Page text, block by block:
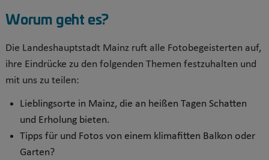
Worum geht es?
Die Landeshauptstadt Mainz ruft alle Fotobegeisterten auf,
ihre Eindrücke zu den folgenden Themen festzuhalten und
mit uns zu teilen:
Lieblingsorte in Mainz, die an heißen Tagen Schatten
und Erholung bieten.
Tipps für und Fotos von einem klimafitten Balkon oder
Garten?